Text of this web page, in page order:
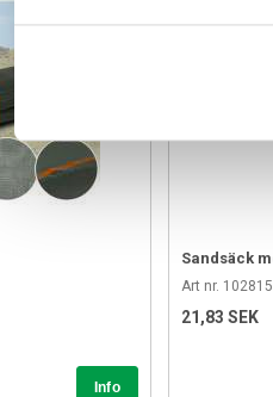
Sandsäck
Art nr. 102815
21,83 SEK